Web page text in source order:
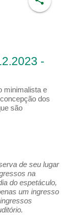
-
minimalista e
dos
são
de seu lugar
na
do espetáculo,
um ingresso